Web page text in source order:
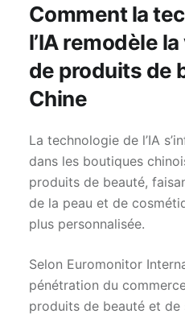
Comment la
l’IA remodèle
de produits de
Chine
La technologie de l’IA
dans les boutiques
produits de beauté,
de la peau et de
plus personnalisée.
Selon Euromonitor
pénétration du
produits de beauté et de